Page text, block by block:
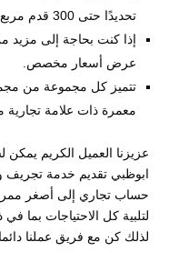
تحديدًا حتى 300 قدم مربع.
إذا كنت بحاجة إلى مزيد
عرض أسعار مخصص.
تتميز كل مجموعة من
معمرة ذات علامة تجارية
عزيزنا العميل الكريم
ابوظبي تقديم خدمة تجريف
حساب تجاري إلى أصغر ممر
لتلبية كل الاحتياجات بما
لذلك كن مع فريق عملنا